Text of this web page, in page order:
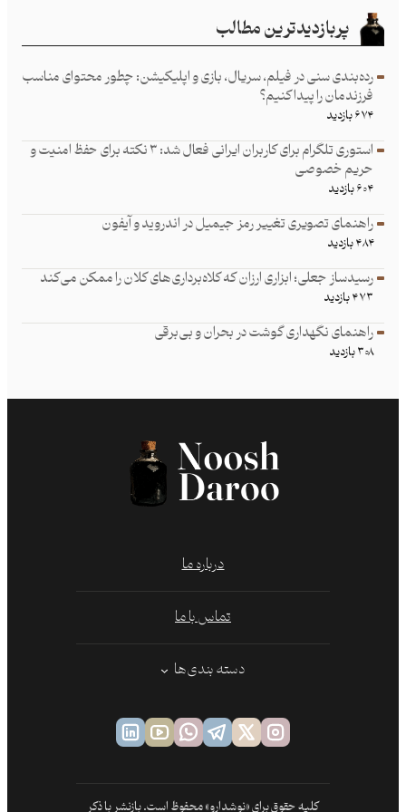
پربازدیدترین مطالب
رده‌بندی سنی در فیلم، سریال، بازی و اپلیکیشن: چطور محتوای مناسب
فرزند‌مان را پیدا کنیم؟
۶۷۴ بازدید
استوری تلگرام برای کاربران ایرانی فعال شد: ۳ نکته برای حفظ امنیت و
حریم خصوصی
۶۰۴ بازدید
راهنمای تصویری تغییر رمز جیمیل در اندروید و آیفون
۴۸۴ بازدید
رسیدساز جعلی؛ ابزاری ارزان که کلاه‌برداری‌های کلان را ممکن می‌کند
۴۷۳ بازدید
راهنمای نگهداری گوشت در بحران و بی‌برقی
۳۰۸ بازدید
درباره ما
تماس با ما
دسته بندی‌ها
کلیه حقوق برای «نوشدارو» محفوظ است. بازنشر با ذکر